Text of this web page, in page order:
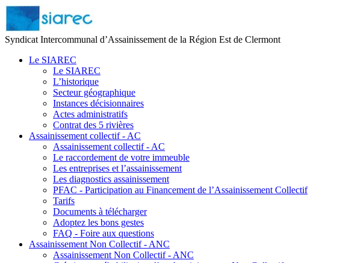
Syndicat Intercommunal d’Assainissement de la Région Est de Clermont
Le SIAREC
Le SIAREC
L’historique
Secteur géographique
Instances décisionnaires
Actes administratifs
Contrat des 5 rivières
Assainissement collectif - AC
Assainissement collectif - AC
Le raccordement de votre immeuble
Les entreprises et l’assainissement
Les diagnostics assainissement
PFAC - Participation au Financement de l’Assainissement Collectif
Tarifs
Documents à télécharger
Adoptez les bons gestes
FAQ - Foire aux questions
Assainissement Non Collectif - ANC
Assainissement Non Collectif - ANC